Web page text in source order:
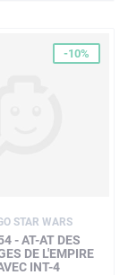
-10%
STAR WARS
- AT-AT DES
DE L'EMPIRE
INT-4